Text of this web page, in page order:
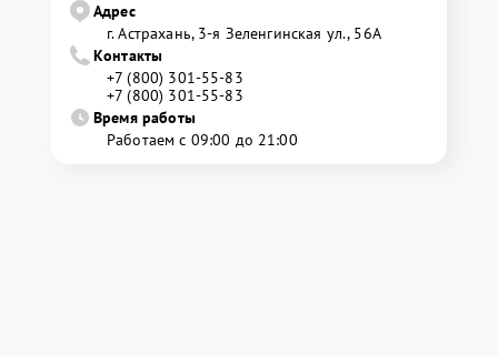
Адрес
г. Астрахань, 3-я Зеленгинская ул., 56А
Контакты
+7 (800) 301-55-83
+7 (800) 301-55-83
Время работы
Работаем с 09:00 до 21:00